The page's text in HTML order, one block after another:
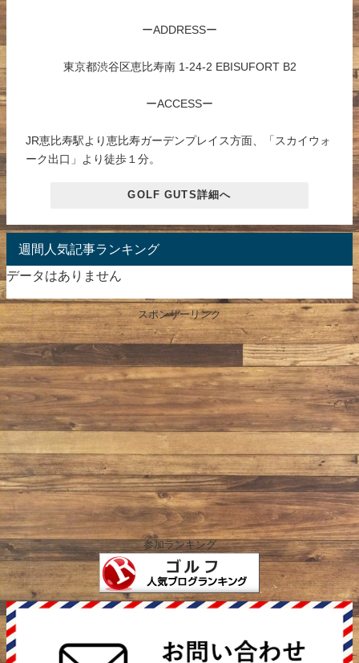
ーADDRESSー
東京都渋谷区恵比寿南 1-24-2 EBISUFORT B2
ーACCESSー
JR恵比寿駅より恵比寿ガーデンプレイス方面、「スカイウォ
ーク出口」より徒歩１分。
GOLF GUTS詳細へ
週間人気記事ランキング
データはありません
スポンサーリンク
参加ランキング